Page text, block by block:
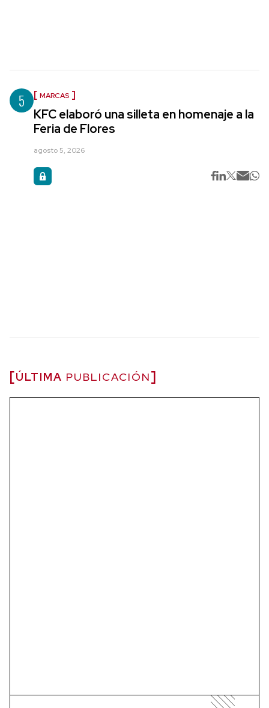
5 MARCAS
KFC elaboró una silleta en homenaje a la
Feria de Flores
agosto 5, 2026
ÚLTIMA PUBLICACIÓN